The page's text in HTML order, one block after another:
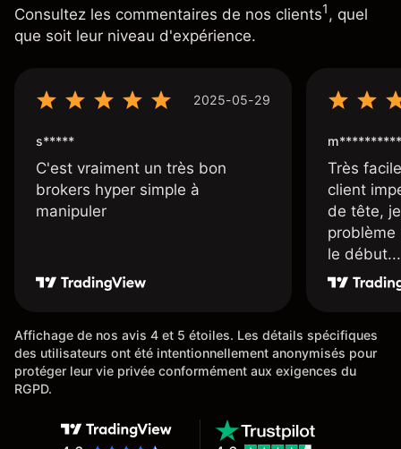
Consultez les commentaires de nos clients1, quel
que soit leur niveau d'expérience.
2025-05-29
s*****
C'est vraiment un très bon
brokers hyper simple à
manipuler
m**********
Très
client
de tête,
problème
le début...
Affichage de nos avis 4 et 5 étoiles. Les détails spécifiques
des utilisateurs ont été intentionnellement anonymisés pour
protéger leur vie privée conformément aux exigences du
RGPD.